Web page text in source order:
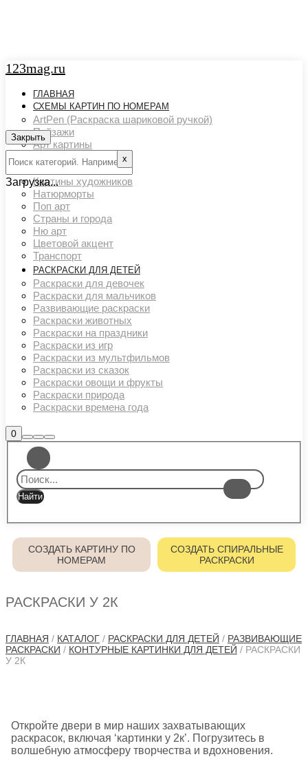
123mag.ru
ГЛАВНАЯ
СХЕМЫ КАРТИН ПО НОМЕРАМ
ArtPen (Раскраска шариковой ручкой)
Пейзажи
Арт картины
Животный мир
Люди
Картины художников
Натюрморты
Поп арт
Страны и города
Ню арт
Цветовой акцент
Транспорт
РАСКРАСКИ ДЛЯ ДЕТЕЙ
Раскраски для девочек
Раскраски для мальчиков
Развивающие раскраски
Раскраски животных
Раскраски на праздники
Раскраски из игр
Раскраски из мультфильмов
Раскраски из сказок
Раскраски овощи и фрукты
Раскраски природа
Раскраски времена года
0Боковая
панель
магазина
Найти
Больше
информации
Главное
меню
СОЗДАТЬ КАРТИНУ ПО
НОМЕРАМ
СОЗДАТЬ СПИРАЛЬНЫЕ
РАСКРАСКИ
РАСКРАСКИ У 2К
ГЛАВНАЯ / КАТАЛОГ / РАСКРАСКИ ДЛЯ ДЕТЕЙ / РАЗВИВАЮЩИЕ
РАСКРАСКИ / КОНТУРНЫЕ КАРТИНКИ ДЛЯ ДЕТЕЙ / РАСКРАСКИ
У 2К
Откройте двери в мир наших захватывающих
раскрасок, включая ‘картинки у 2к’. Погрузитесь в
волшебную атмосферу творчества и вдохновения.
Закрыть
х
Загрузка...